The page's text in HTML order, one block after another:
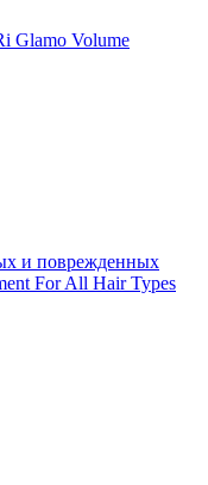
Glamo Volume
и поврежденных
For All Hair Types